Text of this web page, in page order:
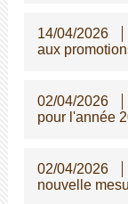
14/04/2026
aux
02/04/2026
pour l'année
02/04/2026
nouvelle